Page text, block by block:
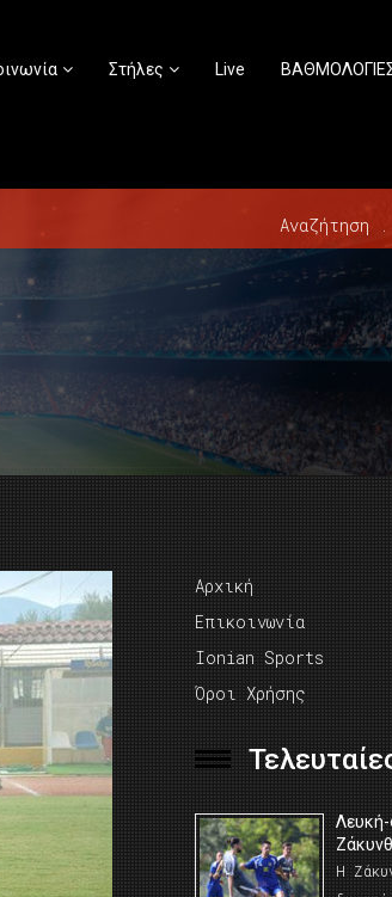
Στήλες Live
Αρχική
Επικοινωνία
Ionian Sports
Όροι Χρήσης
Λευκή-
Η